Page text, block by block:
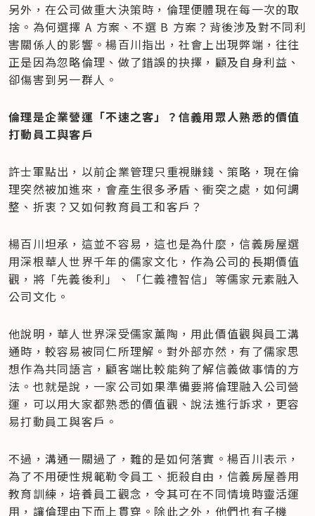
另外，在公司做重大決策時，倫理便體現在每一次的取
捨。為何選擇 A 方案、不選 B 方案？背後涉及對不同利
害關係人的影響。楊百川指出，社會上出現弊端，往往
正是因為忽略倫理、做了錯誤的抉擇，顧及自身利益、
卻傷害到另一群人。
倫理是企業營運「不速之客」？信義用眾人熟悉的價值
打動員工與客戶
許士軍點出，以前企業管理只重視賺錢、策略，現在倫
理突然被加進來，會產生很多矛盾、衝突之處，如何調
整、折衷？又如何教育員工和客戶？
楊百川坦承，這並不容易，這也是為什麼，信義房屋選
用深根華人世界千年的儒家文化，作為公司的長期價值
觀，將「先義後利」、「仁義禮智信」等儒家元素融入
公司文化。
他說明，華人世界深受儒家薰陶，用此價值觀與員工溝
通時，較容易被同仁所理解。對外部亦然，有了儒家思
想作為共同語言，顧客端比較能夠了解信義做事情的方
法。也就是說，一家公司如果準備要將倫理融入公司營
運，可以用大家都熟悉的價值觀、說法進行訴求，更容
易打動員工與客戶。
不過，溝通一關過了，難的是如何落實。楊百川表示，
為了不用硬性規範勒令員工、扼殺自由，信義房屋善用
教育訓練，培養員工觀念，令其可在不同情境時靈活運
用，讓倫理由下而上貫穿。除此之外，他們也有子機